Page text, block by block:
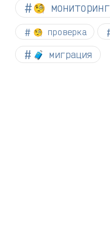
🧐 мониторинг
🧐 проверка
🧳 миграция